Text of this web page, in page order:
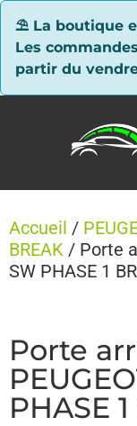
⛱ La boutique
Les
partir du
Accueil /
BREAK / Porte
SW PHASE 1
Porte
PHASE
Panneau de